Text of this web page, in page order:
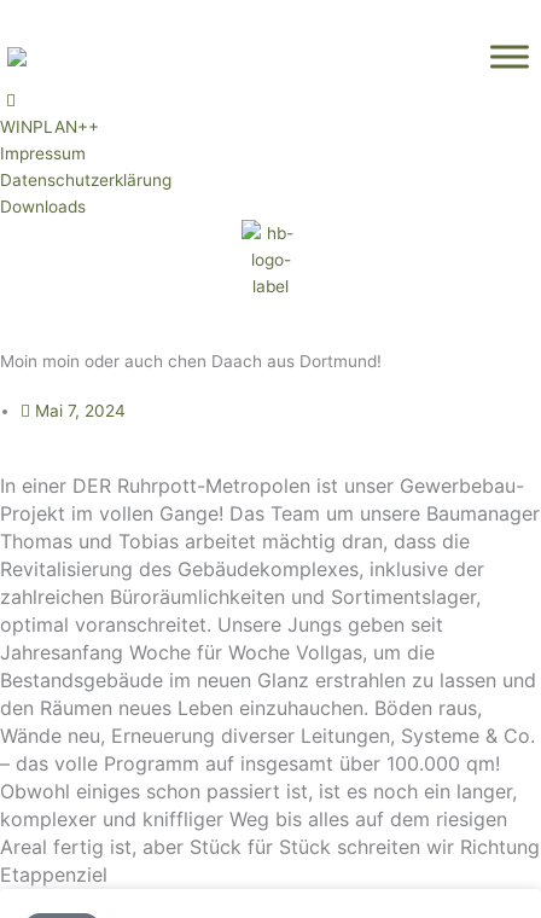
springen
WINPLAN++
Impressum
Datenschutzerklärung
Downloads
Moin moin oder auch chen Daach aus Dortmund!
Mai 7, 2024
In einer DER Ruhrpott-Metropolen ist unser Gewerbebau-
Projekt im vollen Gange! Das Team um unsere Baumanager
Thomas und Tobias arbeitet mächtig dran, dass die
Revitalisierung des Gebäudekomplexes, inklusive der
zahlreichen Büroräumlichkeiten und Sortimentslager,
optimal voranschreitet. Unsere Jungs geben seit
Jahresanfang Woche für Woche Vollgas, um die
Bestandsgebäude im neuen Glanz erstrahlen zu lassen und
den Räumen neues Leben einzuhauchen. Böden raus,
Wände neu, Erneuerung diverser Leitungen, Systeme & Co.
– das volle Programm auf insgesamt über 100.000 qm!
Obwohl einiges schon passiert ist, ist es noch ein langer,
komplexer und kniffliger Weg bis alles auf dem riesigen
Areal fertig ist, aber Stück für Stück schreiten wir Richtung
Etappenziel